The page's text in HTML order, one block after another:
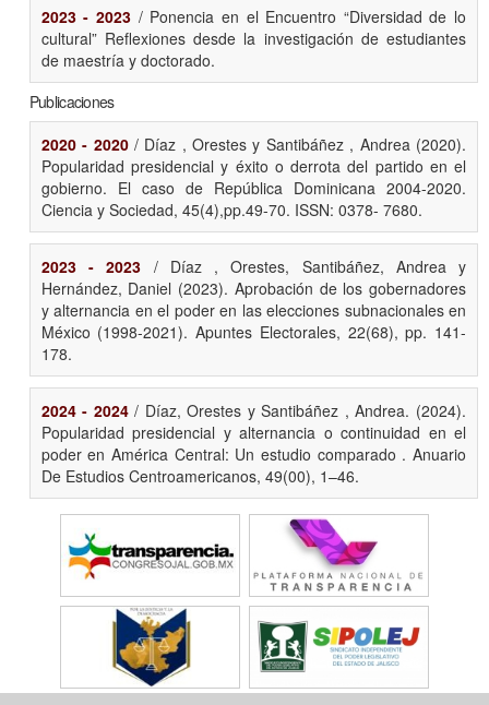
2023 - 2023 / Ponencia en el Encuentro “Diversidad de lo
cultural” Reflexiones desde la investigación de estudiantes
de maestría y doctorado.
Publicaciones
2020 - 2020/ Díaz , Orestes y Santibáñez , Andrea (2020).
Popularidad presidencial y éxito o derrota del partido en el
gobierno. El caso de República Dominicana 2004-2020.
Ciencia y Sociedad, 45(4),pp.49-70. ISSN: 0378- 7680.
2023 - 2023 / Díaz , Orestes, Santibáñez, Andrea y
Hernández, Daniel (2023). Aprobación de los gobernadores
y alternancia en el poder en las elecciones subnacionales en
México (1998-2021). Apuntes Electorales, 22(68), pp. 141-
178.
2024 - 2024/ Díaz, Orestes y Santibáñez , Andrea. (2024).
Popularidad presidencial y alternancia o continuidad en el
poder en América Central: Un estudio comparado . Anuario
De Estudios Centroamericanos, 49(00), 1–46.